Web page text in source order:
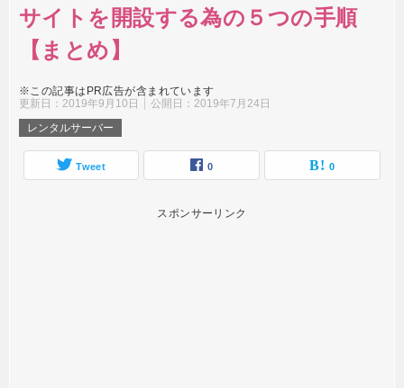
サイトを開設する為の５つの手順
【まとめ】
※この記事はPR広告が含まれています
更新日： 2019年9月10日 公開日： 2019年7月24日
レンタルサーバー
Tweet 0 0
スポンサーリンク